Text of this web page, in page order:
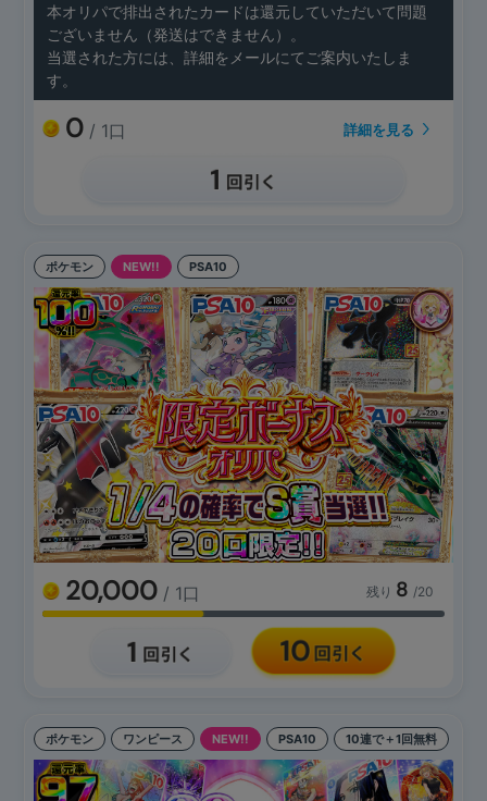
本オリパで排出されたカードは還元していただいて問題
ございません（発送はできません）。
当選された方には、詳細をメールにてご案内いたしま
す。
0 / 1口 詳細を見る
ポケモン NEW!! PSA10
20,000 / 1口 残り 8 /20
ポケモン ワンピース NEW!! PSA10 10連で＋1回無料